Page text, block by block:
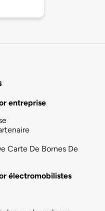
entreprise
Carte De Bornes De
électromobilistes